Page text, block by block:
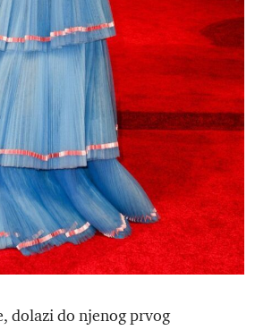
dolazi do njenog prvog